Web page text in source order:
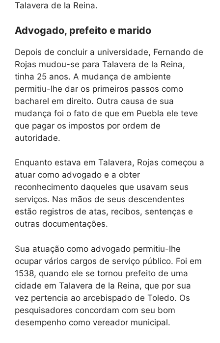
Talavera de la Reina.
Advogado, prefeito e marido
Depois de concluir a universidade, Fernando de
Rojas mudou-se para Talavera de la Reina,
tinha 25 anos. A mudança de ambiente
permitiu-lhe dar os primeiros passos como
bacharel em direito. Outra causa de sua
mudança foi o fato de que em Puebla ele teve
que pagar os impostos por ordem de
autoridade.
Enquanto estava em Talavera, Rojas começou a
atuar como advogado e a obter
reconhecimento daqueles que usavam seus
serviços. Nas mãos de seus descendentes
estão registros de atas, recibos, sentenças e
outras documentações.
Sua atuação como advogado permitiu-lhe
ocupar vários cargos de serviço público. Foi em
1538, quando ele se tornou prefeito de uma
cidade em Talavera de la Reina, que por sua
vez pertencia ao arcebispado de Toledo. Os
pesquisadores concordam com seu bom
desempenho como vereador municipal.